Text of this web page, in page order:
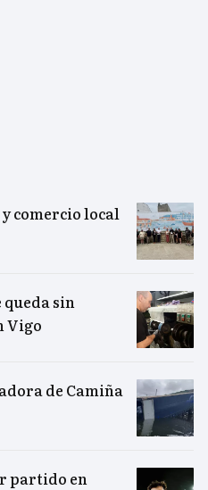
comercio local
queda sin
Vigo
de Camiña
partido en